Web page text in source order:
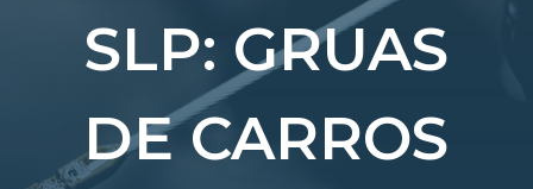
SLP: GRUAS
DE CARROS